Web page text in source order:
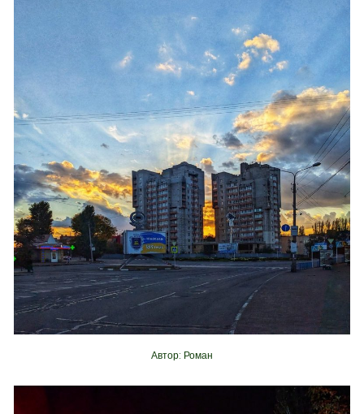
Автор: Роман